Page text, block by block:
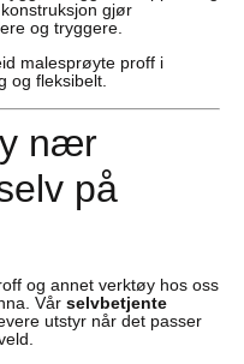
gjør
og tryggere.
malesprøyte proff i
og fleksibelt.
nær
på
og annet verktøy hos oss
Vår selvbetjente
utstyr når det passer